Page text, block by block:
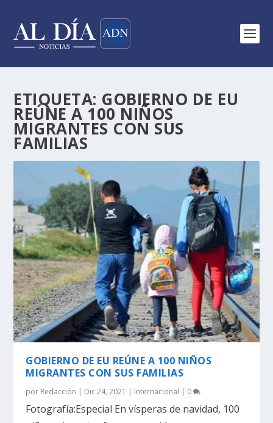
ETIQUETA: GOBIERNO DE EU
REÚNE A 100 NIÑOS
MIGRANTES CON SUS
FAMILIAS
GOBIERNO DE EU REÚNE A 100 NIÑOS
MIGRANTES CON SUS FAMILIAS
por Redacción | Dic 24, 2021 | Internacional | 0
Fotografía:Especial En vísperas de navidad, 100